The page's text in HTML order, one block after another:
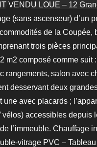
VENDU LOUE – 12
(sans ascenseur) d’un
de la Coupée,
trois pièces
m2 composé comme suit
rangements, salon avec
desservant deux
une avec placards ;
vélos) accessibles depuis
l’immeuble. Chauffage
vitrage PVC –